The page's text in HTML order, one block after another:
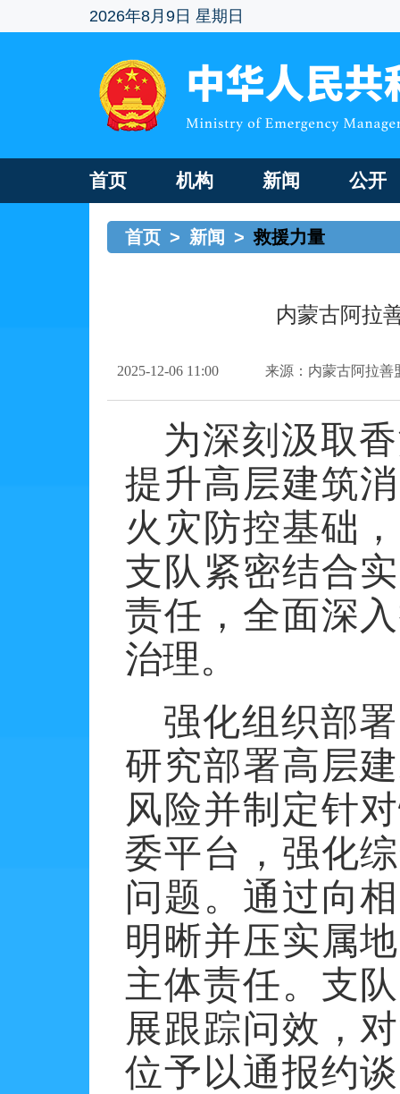
2026年8月9日 星期日
首页 机构 新闻 公开
首页 > 新闻 > 救援力量
内蒙古阿拉
2025-12-06 11:00 来源：内蒙古阿拉善
为深刻汲取
提升高层建筑
火灾防控基础
支队紧密结合
责任，全面深
治理。
强化组织部
研究部署高层
风险并制定针
委平台，强化
问题。通过向
明晰并压实属
主体责任。支
展跟踪问效，
位予以通报约